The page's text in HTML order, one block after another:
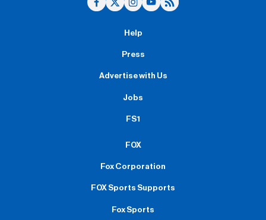
Help
Press
Advertise with Us
Jobs
FS1
FOX
Fox Corporation
FOX Sports Supports
Fox Sports